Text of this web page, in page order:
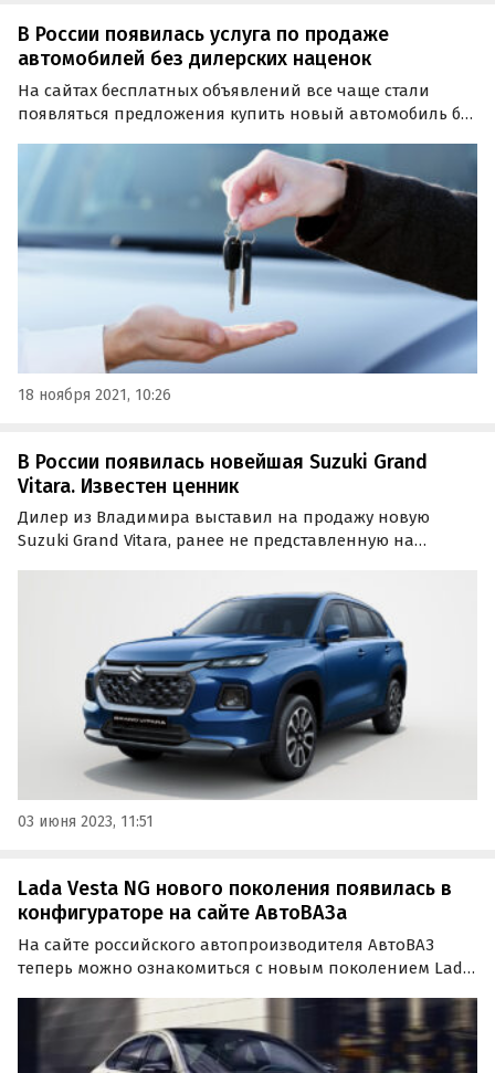
В России появилась услуга по продаже
автомобилей без дилерских наценок
На сайтах бесплатных объявлений все чаще стали
появляться предложения купить новый автомобиль без
приедет к дилеру.
18 ноября 2021, 10:26
В России появилась новейшая Suzuki Grand
Vitara. Известен ценник
Дилер из Владимира выставил на продажу новую
Suzuki Grand Vitara, ранее не представленную на
ввезенный в страну по схеме параллельного импорта,
он просит 4 200 000 рублей, сообщают «Автоновости…
03 июня 2023, 11:51
Lada Vesta NG нового поколения появилась в
конфигураторе на сайте АвтоВАЗа
На сайте российского автопроизводителя АвтоВАЗ
теперь можно ознакомиться с новым поколением Lada
технические характеристики, комплектации и
рекомендованные розничные цены на этот
автомобиль.